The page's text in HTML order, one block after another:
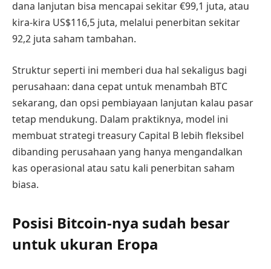
dana lanjutan bisa mencapai sekitar €99,1 juta, atau
kira-kira US$116,5 juta, melalui penerbitan sekitar
92,2 juta saham tambahan.
Struktur seperti ini memberi dua hal sekaligus bagi
perusahaan: dana cepat untuk menambah BTC
sekarang, dan opsi pembiayaan lanjutan kalau pasar
tetap mendukung. Dalam praktiknya, model ini
membuat strategi treasury Capital B lebih fleksibel
dibanding perusahaan yang hanya mengandalkan
kas operasional atau satu kali penerbitan saham
biasa.
Posisi Bitcoin-nya sudah besar
untuk ukuran Eropa